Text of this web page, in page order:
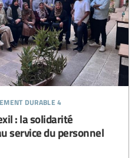
durable 4
: la solidarité
service du personnel